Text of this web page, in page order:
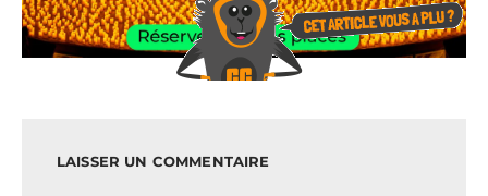
LAISSER UN COMMENTAIRE